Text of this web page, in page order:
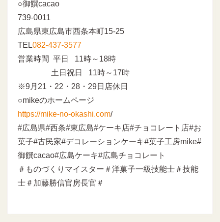
○御饌cacao
739-0011
広島県東広島市西条本町15-25
TEL082-437-3577
営業時間 平日 11時～18時
土日祝日 11時～17時
※9月21・22・28・29日店休日
○mikeのホームページ
https://mike-no-okashi.com/
#広島県#西条#東広島#ケーキ店#チョコレート店#お
菓子#古民家#デコレーションケーキ#菓子工房mike#
御饌cacao#広島ケーキ#広島チョコレート
＃ものづくりマイスター＃洋菓子一級技能士＃技能
士＃加藤勝信官房長官＃